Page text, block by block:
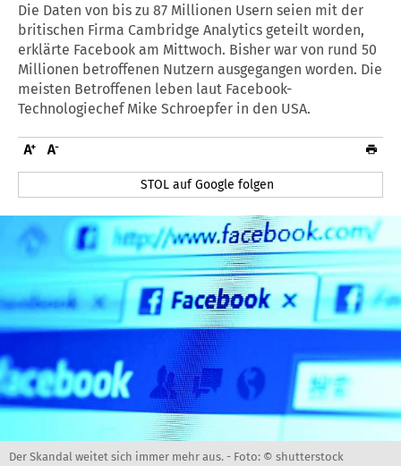
Die Daten von bis zu 87 Millionen Usern seien mit der
britischen Firma Cambridge Analytics geteilt worden,
erklärte Facebook am Mittwoch. Bisher war von rund 50
Millionen betroffenen Nutzern ausgegangen worden. Die
meisten Betroffenen leben laut Facebook-
Technologiechef Mike Schroepfer in den USA.
STOL auf Google folgen
Der Skandal weitet sich immer mehr aus. - Foto: © shutterstock